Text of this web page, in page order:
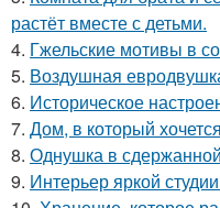
растёт вместе с детьми.
4. Гжельские мотивы в
5. Воздушная
6. Историческое
7. Дом, в который
8. Однушка в
9. Интерьер яркой